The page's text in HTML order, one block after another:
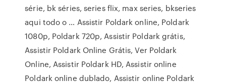
série, bk séries, series flix, max series, bkseries
aqui todo o … Assistir Poldark online, Poldark
1080p, Poldark 720p, Assistir Poldark grátis,
Assistir Poldark Online Grátis, Ver Poldark
Online, Assistir Poldark HD, Assistir online
Poldark online dublado, Assistir online Poldark